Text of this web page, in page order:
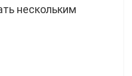
нескольким